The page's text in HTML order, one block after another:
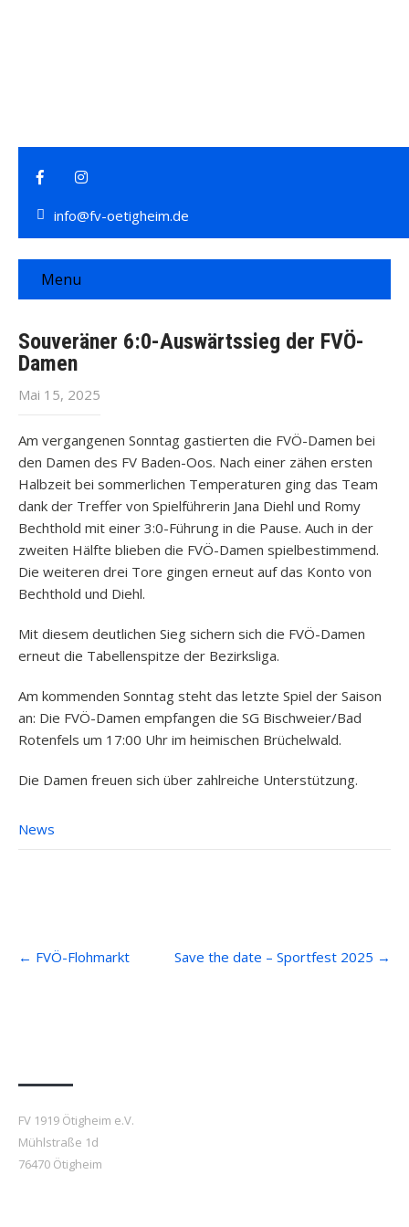
info@fv-oetigheim.de
Menu
Souveräner 6:0-Auswärtssieg der FVÖ-
Damen
Mai 15, 2025
Am vergangenen Sonntag gastierten die FVÖ-Damen bei
den Damen des FV Baden-Oos. Nach einer zähen ersten
Halbzeit bei sommerlichen Temperaturen ging das Team
dank der Treffer von Spielführerin Jana Diehl und Romy
Bechthold mit einer 3:0-Führung in die Pause. Auch in der
zweiten Hälfte blieben die FVÖ-Damen spielbestimmend.
Die weiteren drei Tore gingen erneut auf das Konto von
Bechthold und Diehl.
Mit diesem deutlichen Sieg sichern sich die FVÖ-Damen
erneut die Tabellenspitze der Bezirksliga.
Am kommenden Sonntag steht das letzte Spiel der Saison
an: Die FVÖ-Damen empfangen die SG Bischweier/Bad
Rotenfels um 17:00 Uhr im heimischen Brüchelwald.
Die Damen freuen sich über zahlreiche Unterstützung.
News
Post
navigation
← FVÖ-Flohmarkt Save the date – Sportfest 2025 →
FV 1919 Ötigheim e.V.
Mühlstraße 1d
76470 Ötigheim